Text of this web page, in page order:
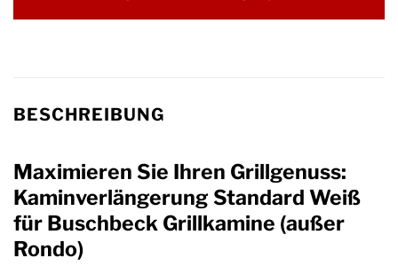
BESCHREIBUNG
Maximieren Sie Ihren Grillgenuss:
Kaminverlängerung Standard Weiß
für Buschbeck Grillkamine (außer
Rondo)